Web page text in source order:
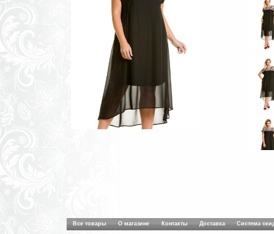
Все товары О магазине Контакты Доставка Система